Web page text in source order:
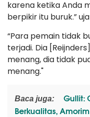
karena ketika Anda
berpikir itu buruk.”
“Para pemain tidak
terjadi. Dia
menang, dia tidak
menang."
Baca juga:
Gullit:
Berkualitas,